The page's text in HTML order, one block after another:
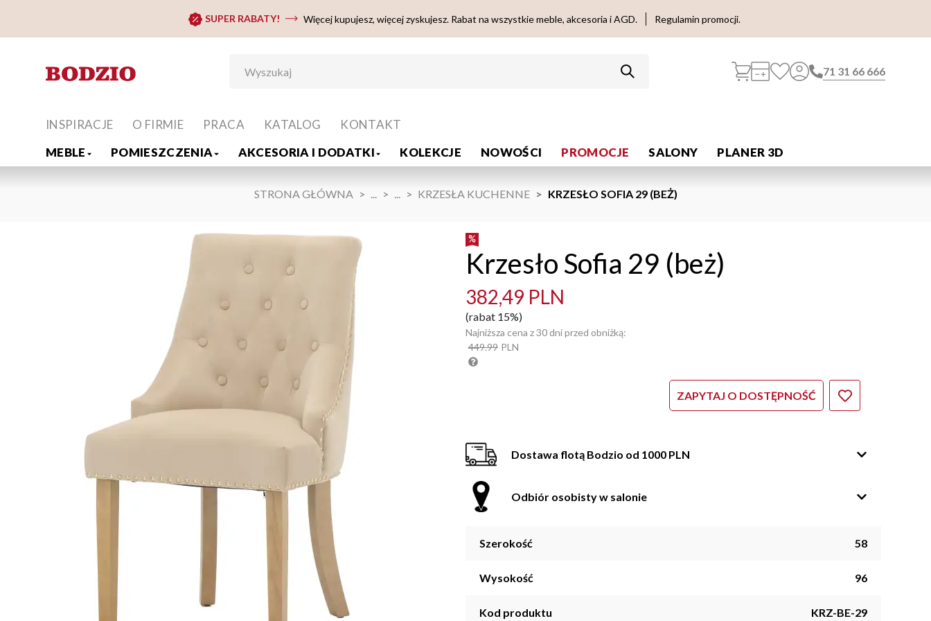
SUPER RABATY! Więcej kupujesz, więcej zyskujesz. Rabat na wszystkie meble, akcesoria i AGD. Regulamin promocji.
71 31 66 666
MEBLE POMIESZCZENIA AKCESORIA I DODATKI KOLEKCJE NOWOŚCI PROMOCJE SALONY PLANER 3D
INSPIRACJE O FIRMIE PRACA KATALOG KONTAKT
STRONA GŁÓWNA ... ... KRZESŁA KUCHENNE KRZESŁO SOFIA 29 (BEŻ)
Krzesło Sofia 29 (beż)
382,49 PLN
(rabat 15%)
Najniższa cena z 30 dni przed obniżką:
449.99 PLN
ZAPYTAJ O DOSTĘPNOŚĆ
Dostawa flotą Bodzio od 1000 PLN
Odbiór osobisty w salonie
Szerokość 58
Wysokość 96
Kod produktu KRZ-BE-29